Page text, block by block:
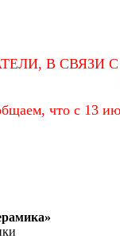
В СВЯЗИ
что с 13